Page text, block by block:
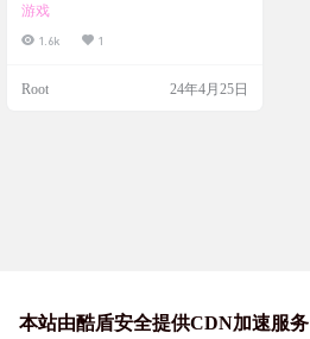
神工具箱，它提供了一系列的功能
来改善桌面端玩家的游戏体验。这
允许社区成员参与贡献和改进。 胡
游戏
1.6k 1
Root 24年4月25日
本站由酷盾安全提供CDN加速服务